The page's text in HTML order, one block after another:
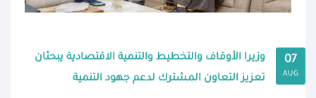
07
AUG
وزيرا الأوقاف والتخطيط والتنمية الاقتصادية يبحثان
تعزيز التعاون المشترك لدعم جهود التنمية